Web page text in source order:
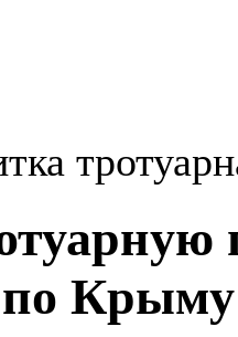
по Крыму